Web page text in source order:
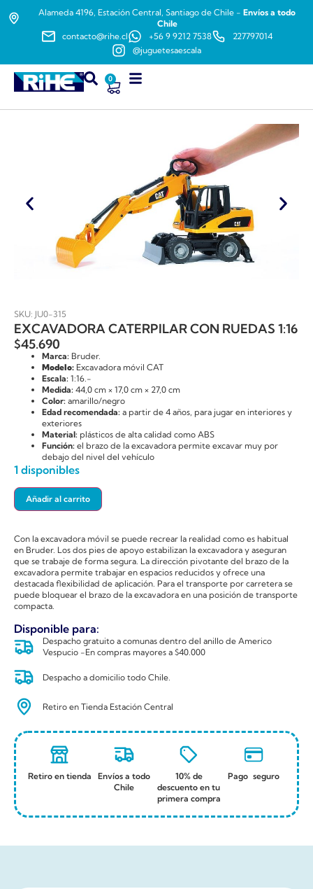
Alameda 4196, Estación Central, Santiago de Chile - Envíos a todo
Chile
contacto@rihe.cl
+56 9 9212 7538
227797014
@juguetesaescala
0
SKU: JU0-315
EXCAVADORA CATERPILAR CON RUEDAS 1:16
$45.690
Marca: Bruder.
Modelo: Excavadora móvil CAT
Escala: 1:16.-
Medida: 44,0 cm × 17,0 cm × 27,0 cm
Color: amarillo/negro
Edad recomendada: a partir de 4 años, para jugar en interiores y
exteriores
Material: plásticos de alta calidad como ABS
Función: el brazo de la excavadora permite excavar muy por
debajo del nivel del vehículo
1 disponibles
Añadir al carrito
Con la excavadora móvil se puede recrear la realidad como es habitual
en Bruder. Los dos pies de apoyo estabilizan la excavadora y aseguran
que se trabaje de forma segura. La dirección pivotante del brazo de la
excavadora permite trabajar en espacios reducidos y ofrece una
destacada flexibilidad de aplicación. Para el transporte por carretera se
puede bloquear el brazo de la excavadora en una posición de transporte
compacta.
Disponible para:
Despacho gratuito a comunas dentro del anillo de Americo
Vespucio -En compras mayores a $40.000
Despacho a domicilio todo Chile.
Retiro en Tienda Estación Central
Retiro en tienda
Envíos a todo
Chile
10% de
descuento en tu
primera compra
Pago seguro